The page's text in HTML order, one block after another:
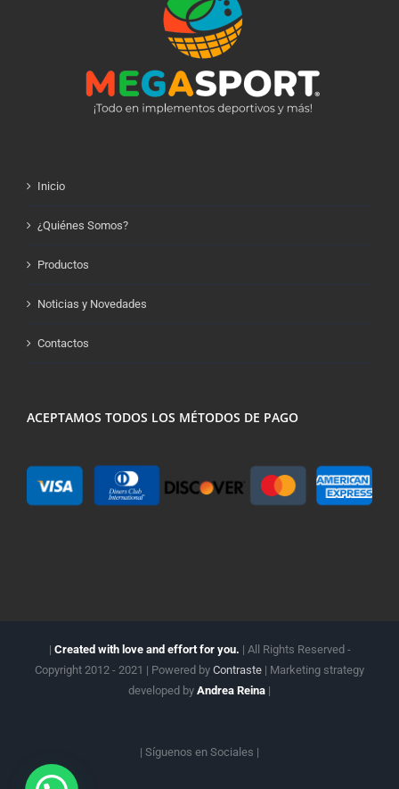
Inicio
¿Quiénes Somos?
Productos
Noticias y Novedades
Contactos
ACEPTAMOS TODOS LOS MÉTODOS DE PAGO
| Created with love and effort for you. | All Rights Reserved -
Copyright 2012 - 2021 | Powered by Contraste | Marketing strategy
developed by Andrea Reina |
| Síguenos en Sociales |